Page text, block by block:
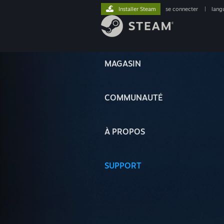
MAGASIN
COMMUNAUTÉ
À PROPOS
SUPPORT
Installer Steam se connecter